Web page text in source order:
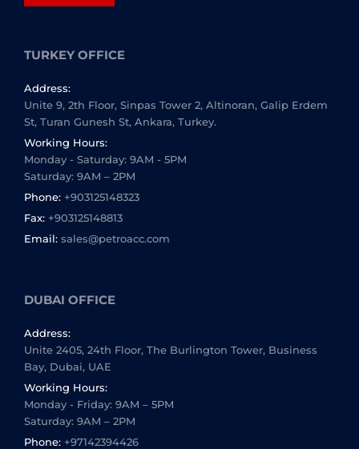
TURKEY OFFICE
Address:
Unite 9, 2th Floor, Sinpas Tower 2, Altinoran, Galip Erdem
St, Turan Gunesh St, Ankara, Turkey.
Working Hours:
Monday - Saturday: 9AM - 5PM
Saturday: 9AM – 2PM
Phone: +903125148323
Fax: +903125148813
Email: sales@petroacc.com
DUBAI OFFICE
Address:
Unite 2405, 24th Floor, The Burlington Tower, Business
Bay, Dubai, UAE
Working Hours:
Monday - Friday: 9AM – 5PM
Saturday: 9AM – 2PM
Phone: +97142394426